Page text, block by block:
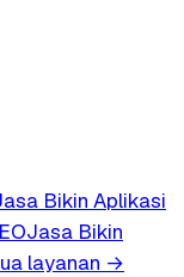
Bikin Aplikasi
Jasa Bikin
layanan →